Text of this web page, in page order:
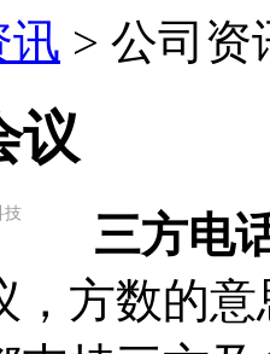
讯 > 公司资
议
技
三方电
，方数的